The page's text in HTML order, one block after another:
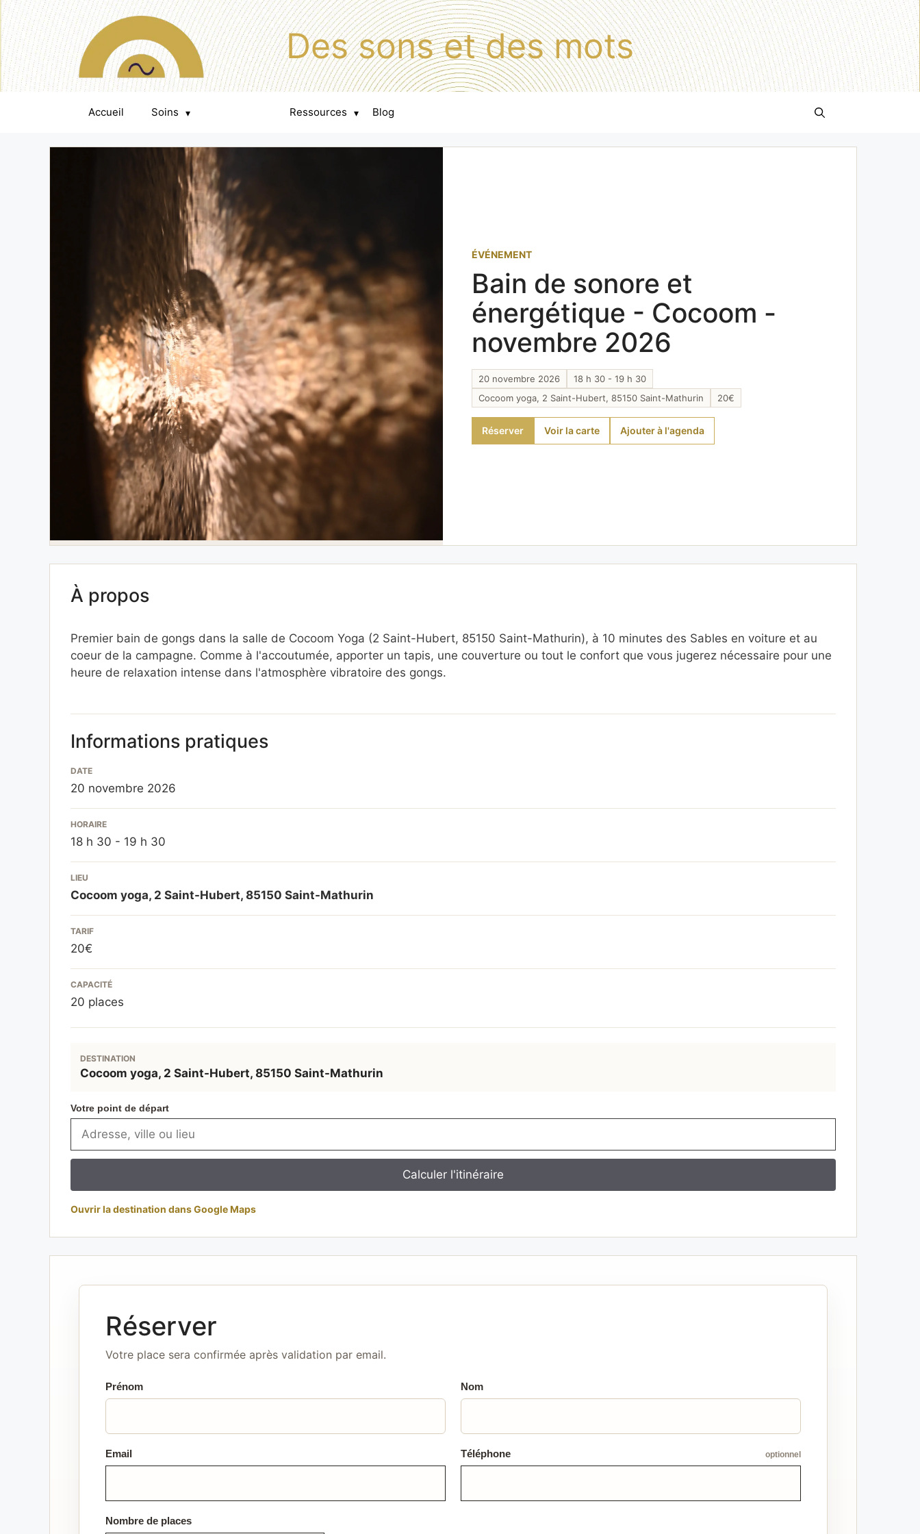
Des sons et des mots
Accueil Soins ▾ Ressources ▾ Blog
ÉVÉNEMENT
Bain de sonore et
énergétique - Cocoom -
novembre 2026
20 novembre 2026
18 h 30 - 19 h 30
Cocoom yoga, 2 Saint-Hubert, 85150 Saint-Mathurin
20€
Réserver Voir la carte Ajouter à l'agenda
À propos
Premier bain de gongs dans la salle de Cocoom Yoga (2 Saint-Hubert, 85150 Saint-Mathurin), à 10 minutes des Sables en voiture et au
coeur de la campagne. Comme à l'accoutumée, apporter un tapis, une couverture ou tout le confort que vous jugerez nécessaire pour une
heure de relaxation intense dans l'atmosphère vibratoire des gongs.
Informations pratiques
DATE
20 novembre 2026
HORAIRE
18 h 30 - 19 h 30
LIEU
Cocoom yoga, 2 Saint-Hubert, 85150 Saint-Mathurin
TARIF
20€
CAPACITÉ
20 places
DESTINATION
Cocoom yoga, 2 Saint-Hubert, 85150 Saint-Mathurin
Votre point de départ
Calculer l'itinéraire
Ouvrir la destination dans Google Maps
Réserver
Votre place sera confirmée après validation par email.
Prénom Nom
Email Téléphone optionnel
Nombre de places